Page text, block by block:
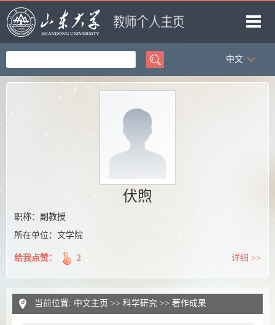
首页
中文
伏煦
职称：副教授
所在单位：文学院
给我点赞： 2 详细 >>
当前位置: 中文主页 >> 科学研究 >> 著作成果